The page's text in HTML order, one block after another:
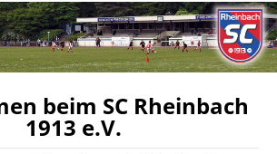
beim SC Rheinbach
1913 e.V.